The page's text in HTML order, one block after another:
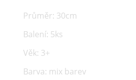
Průměr: 30cm
Balení: 5ks
Věk: 3+
Barva: mix barev